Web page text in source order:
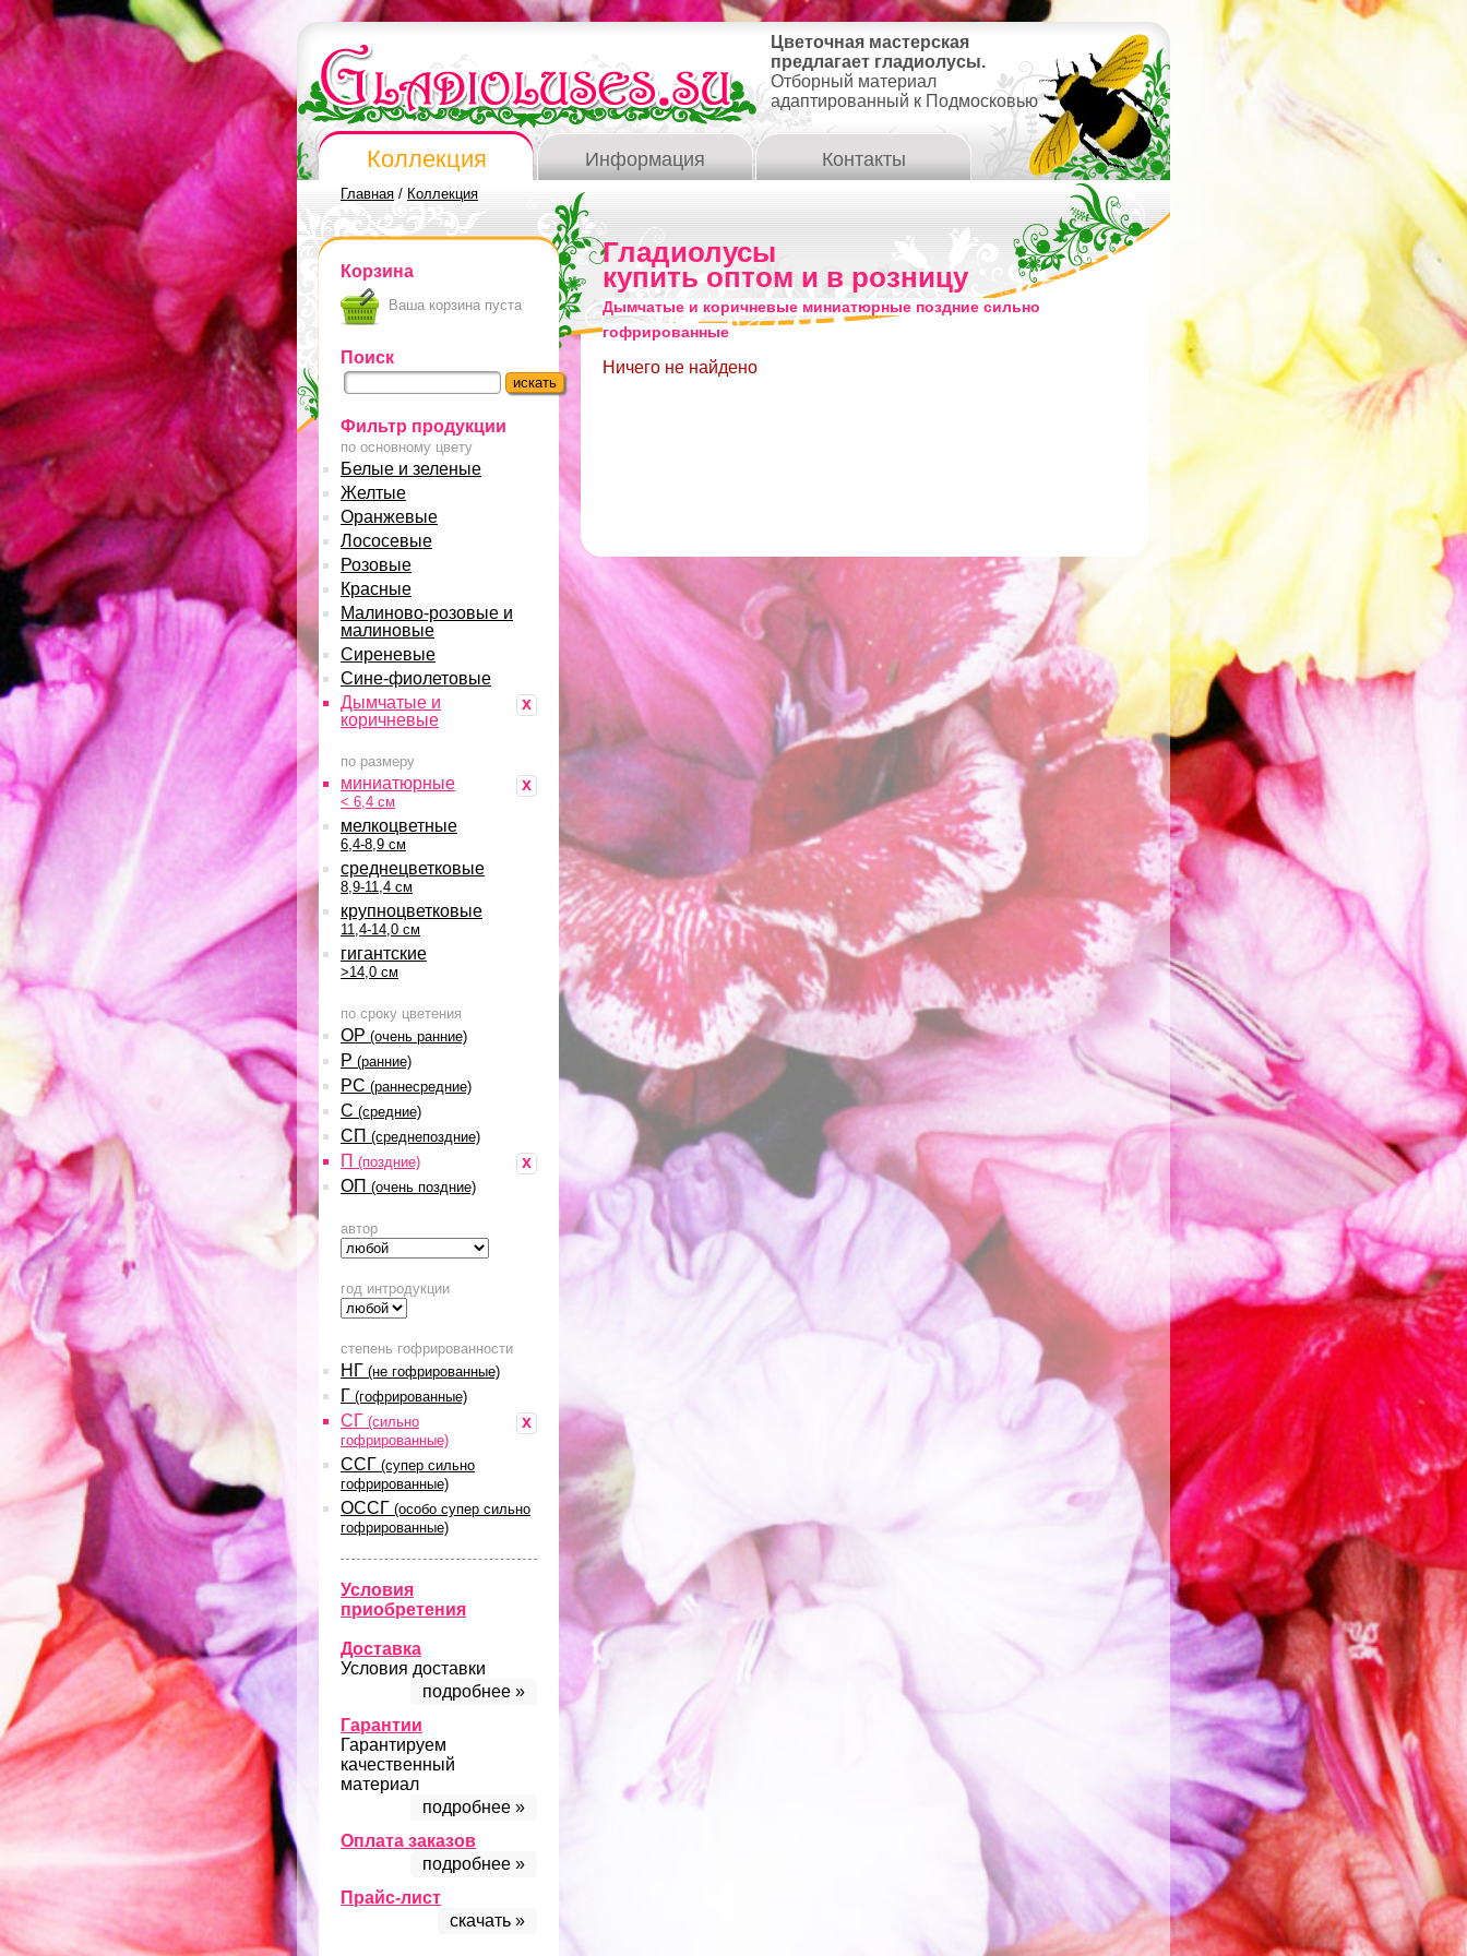
Цветочная мастерская
предлагает гладиолусы.
Отборный материал
адаптированный к Подмосковью
Коллекция Информация Контакты
Главная / Коллекция
Корзина
Ваша корзина пуста
Поиск
Фильтр продукции
по основному цвету
Белые и зеленые
Желтые
Оранжевые
Лососевые
Розовые
Красные
Малиново-розовые и
малиновые
Сиреневые
Сине-фиолетовые
x
Дымчатые и
коричневые
по размеру
x
миниатюрные
< 6,4 см
мелкоцветные
6,4-8,9 см
среднецветковые
8,9-11,4 см
крупноцветковые
11,4-14,0 см
гигантские
>14,0 см
по сроку цветения
ОР (очень ранние)
Р (ранние)
РС (раннесредние)
С (средние)
СП (среднепоздние)
x
П (поздние)
ОП (очень поздние)
автор
год интродукции
степень гофрированности
НГ (не гофрированные)
Г (гофрированные)
x
СГ (сильно
гофрированные)
ССГ (супер сильно
гофрированные)
ОССГ (особо супер сильно
гофрированные)
Условия
приобретения
Доставка
Условия доставки
подробнее »
Гарантии
Гарантируем
качественный
материал
подробнее »
Оплата заказов
подробнее »
Прайс-лист
скачать »
Гладиолусы
купить оптом и в розницу
Дымчатые и коричневые миниатюрные поздние сильно
гофрированные
Ничего не найдено